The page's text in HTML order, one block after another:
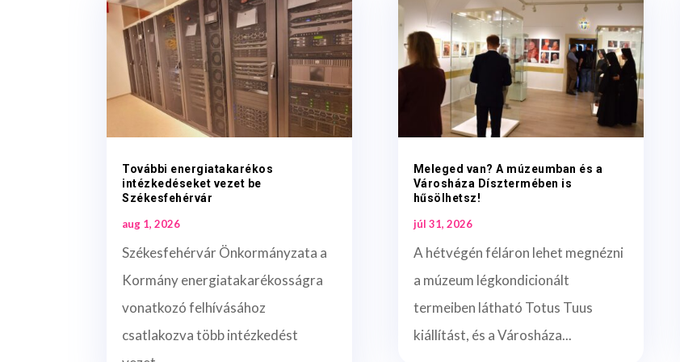
További energiatakarékos
intézkedéseket vezet be
Székesfehérvár
aug 1, 2026
Székesfehérvár Önkormányzata a
Kormány energiatakarékosságra
vonatkozó felhívásához
csatlakozva több intézkedést
Meleged van? A múzeumban és a
Városháza Dísztermében is
hűsölhetsz!
júl 31, 2026
A hétvégén féláron lehet megnézni
a múzeum légkondicionált
termeiben látható Totus Tuus
kiállítást, és a Városháza...